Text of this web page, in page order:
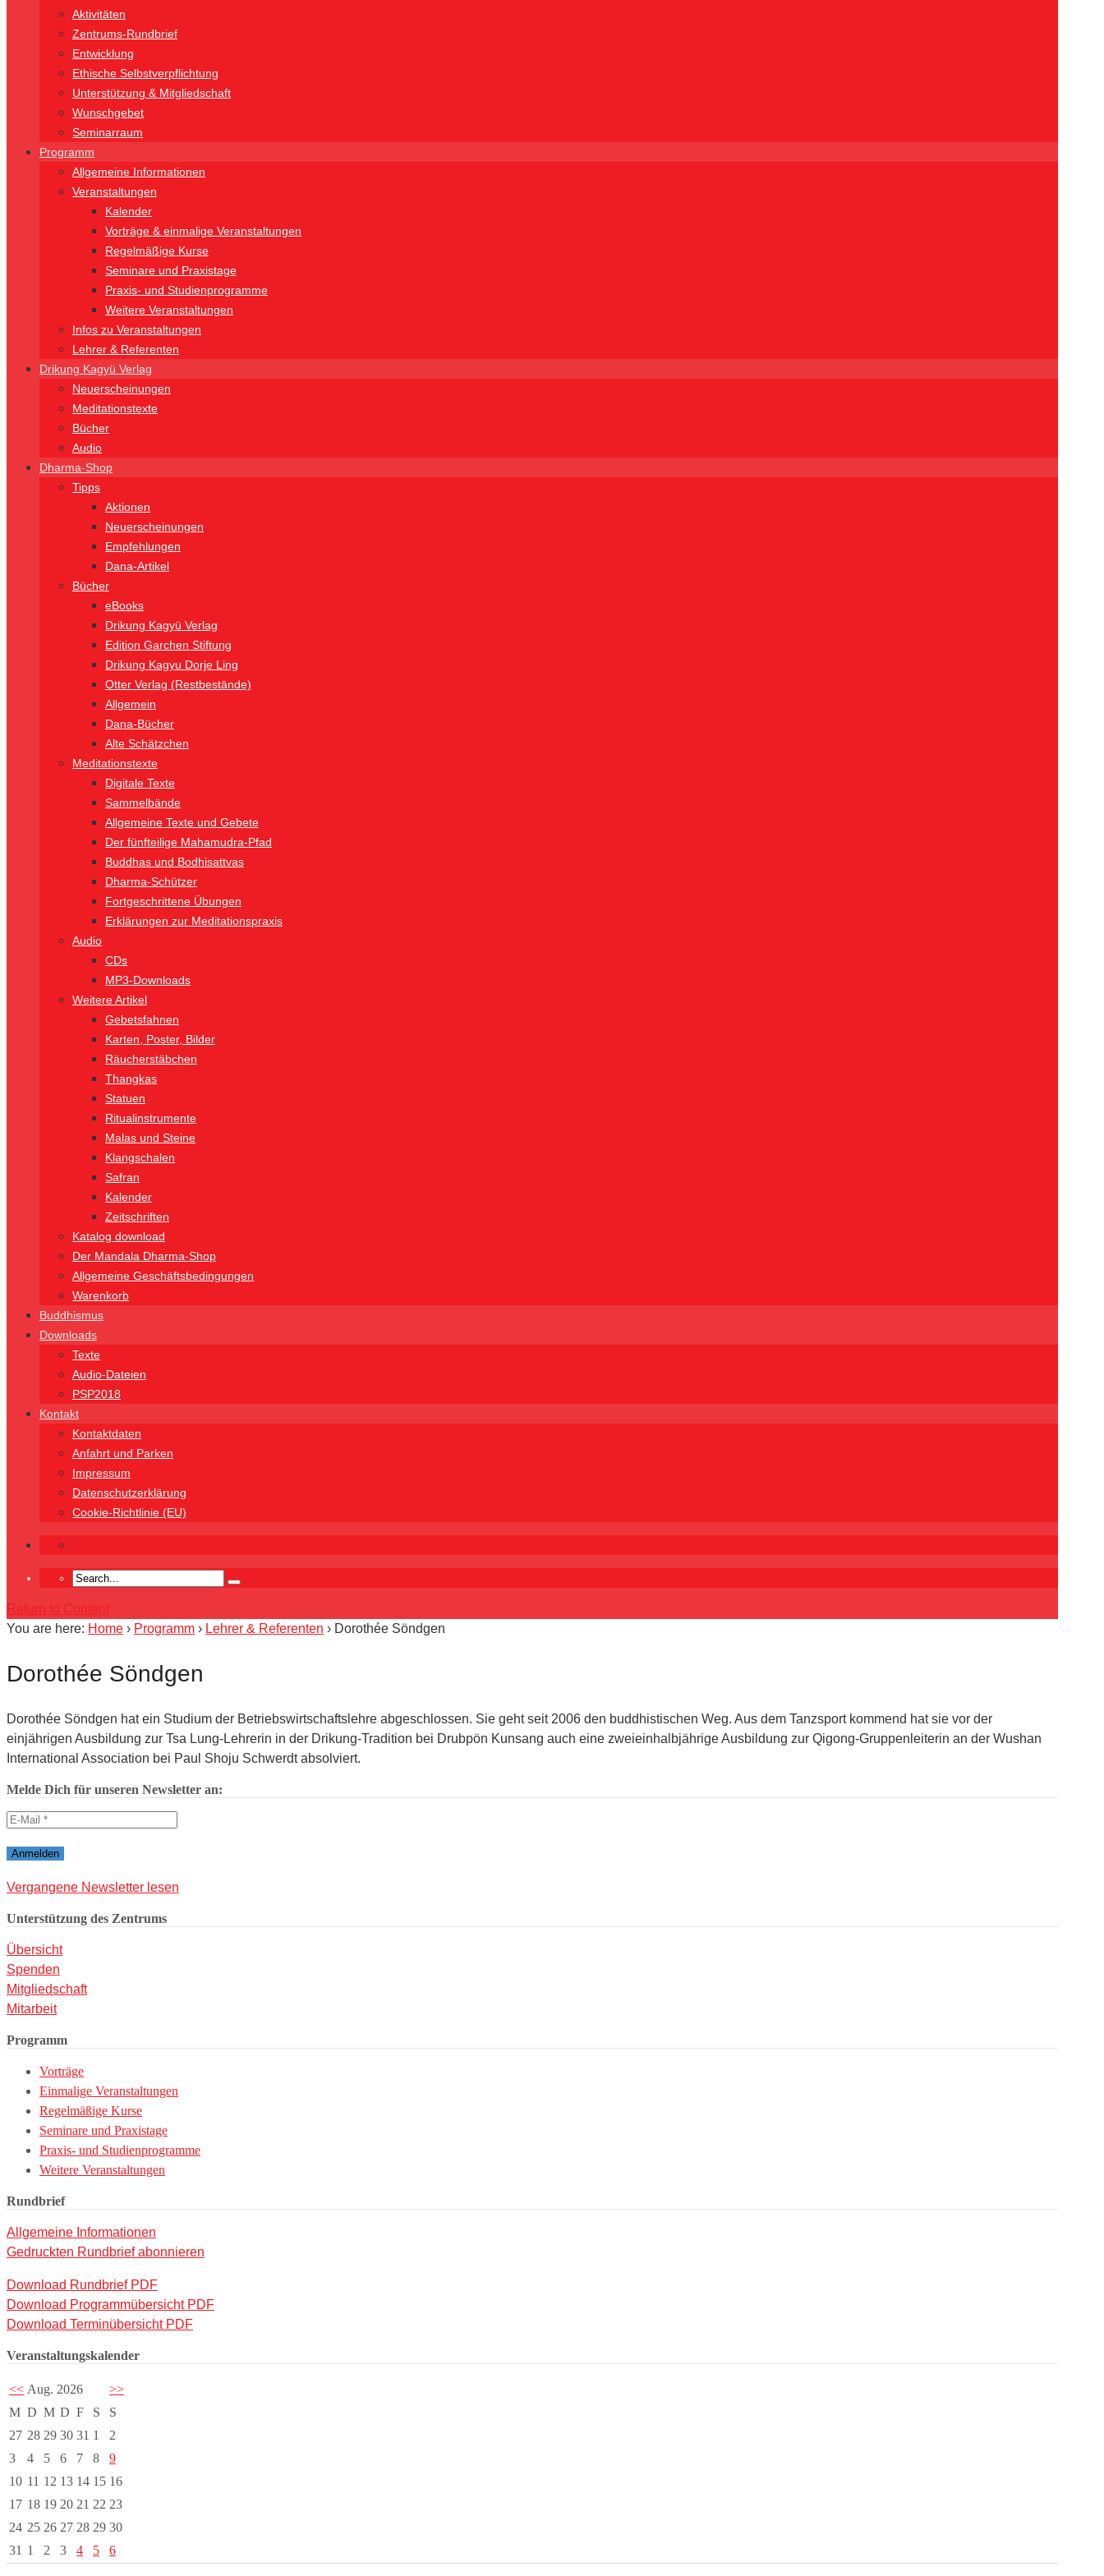
Aktivitäten
Zentrums-Rundbrief
Entwicklung
Ethische Selbstverpflichtung
Unterstützung & Mitgliedschaft
Wunschgebet
Seminarraum
Programm
Allgemeine Informationen
Veranstaltungen
Kalender
Vorträge & einmalige Veranstaltungen
Regelmäßige Kurse
Seminare und Praxistage
Praxis- und Studienprogramme
Weitere Veranstaltungen
Infos zu Veranstaltungen
Lehrer & Referenten
Drikung Kagyü Verlag
Neuerscheinungen
Meditationstexte
Bücher
Audio
Dharma-Shop
Tipps
Aktionen
Neuerscheinungen
Empfehlungen
Dana-Artikel
Bücher
eBooks
Drikung Kagyü Verlag
Edition Garchen Stiftung
Drikung Kagyu Dorje Ling
Otter Verlag (Restbestände)
Allgemein
Dana-Bücher
Alte Schätzchen
Meditationstexte
Digitale Texte
Sammelbände
Allgemeine Texte und Gebete
Der fünfteilige Mahamudra-Pfad
Buddhas und Bodhisattvas
Dharma-Schützer
Fortgeschrittene Übungen
Erklärungen zur Meditationspraxis
Audio
CDs
MP3-Downloads
Weitere Artikel
Gebetsfahnen
Karten, Poster, Bilder
Räucherstäbchen
Thangkas
Statuen
Ritualinstrumente
Malas und Steine
Klangschalen
Safran
Kalender
Zeitschriften
Katalog download
Der Mandala Dharma-Shop
Allgemeine Geschäftsbedingungen
Warenkorb
Buddhismus
Downloads
Texte
Audio-Dateien
PSP2018
Kontakt
Kontaktdaten
Anfahrt und Parken
Impressum
Datenschutzerklärung
Cookie-Richtlinie (EU)
Return to Content
You are here: Home › Programm › Lehrer & Referenten › Dorothée Söndgen
Dorothée Söndgen
Dorothée Söndgen hat ein Studium der Betriebswirtschaftslehre abgeschlossen. Sie geht seit 2006 den buddhistischen Weg. Aus dem Tanzsport kommend hat sie vor der
einjährigen Ausbildung zur Tsa Lung-Lehrerin in der Drikung-Tradition bei Drubpön Kunsang auch eine zweieinhalbjährige Ausbildung zur Qigong-Gruppenleiterin an der Wushan
International Association bei Paul Shoju Schwerdt absolviert.
Melde Dich für unseren Newsletter an:
Vergangene Newsletter lesen
Unterstützung des Zentrums
Übersicht
Spenden
Mitgliedschaft
Mitarbeit
Programm
Vorträge
Einmalige Veranstaltungen
Regelmäßige Kurse
Seminare und Praxistage
Praxis- und Studienprogramme
Weitere Veranstaltungen
Rundbrief
Allgemeine Informationen
Gedruckten Rundbrief abonnieren
Download Rundbrief PDF
Download Programmübersicht PDF
Download Terminübersicht PDF
Veranstaltungskalender
<< Aug. 2026
>>
M D M D F S
S
27 28 29 30 31 1
2
3
4 5 6 7 8
9
10 11 12 13 14 15 16
17 18 19 20 21 22 23
24 25 26 27 28 29 30
31 1 2 3 4 5 6